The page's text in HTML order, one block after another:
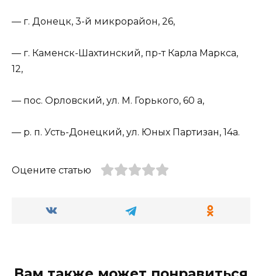
— г. Донецк, 3-й микрорайон, 26,
— г. Каменск-Шахтинский, пр-т Карла Маркса,
12,
— пос. Орловский, ул. М. Горького, 60 а,
— р. п. Усть-Донецкий, ул. Юных Партизан, 14а.
Оцените статью